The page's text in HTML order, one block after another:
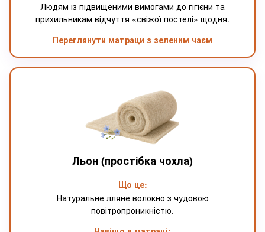
Людям із підвищеними вимогами до гігієни та
прихильникам відчуття «свіжої постелі» щодня.
Переглянути матраци з зеленим чаєм
Льон (простібка чохла)
Що це:
Натуральне лляне волокно з чудовою
повітропроникністю.